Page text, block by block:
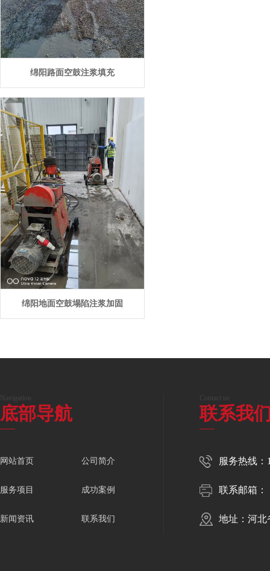
绵阳路面空鼓注浆填充
绵阳地面空鼓塌陷注浆加固
底部导航
网站首页 公司简介
服务项目 成功案例
新闻资讯 联系我们
联系我
服务热线：
联系邮箱：
地址：河北